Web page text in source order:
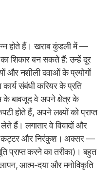
होते हैं। खराब कुंडली में —
शिकार बन सकते हैं: उन्हें दूर
और नशीली दवाओं के प्रयोगों
कार्य संबंधी करियर के प्रति
के बावजूद वे अपने क्षेत्र के
होते हैं, अपने लक्ष्यों को प्राप्त
हैं। लगातार वे विवादों और
कट्टर और निरंकुश। अक्सर —
प्राप्त करने का तरीका)। बहुत
आत्म-दया और मनोविकृति